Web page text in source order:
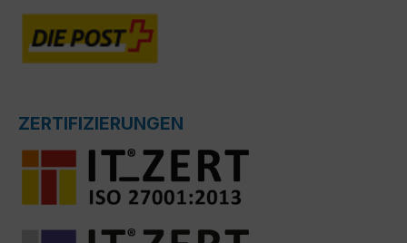
ZERTIFIZIERUNGEN